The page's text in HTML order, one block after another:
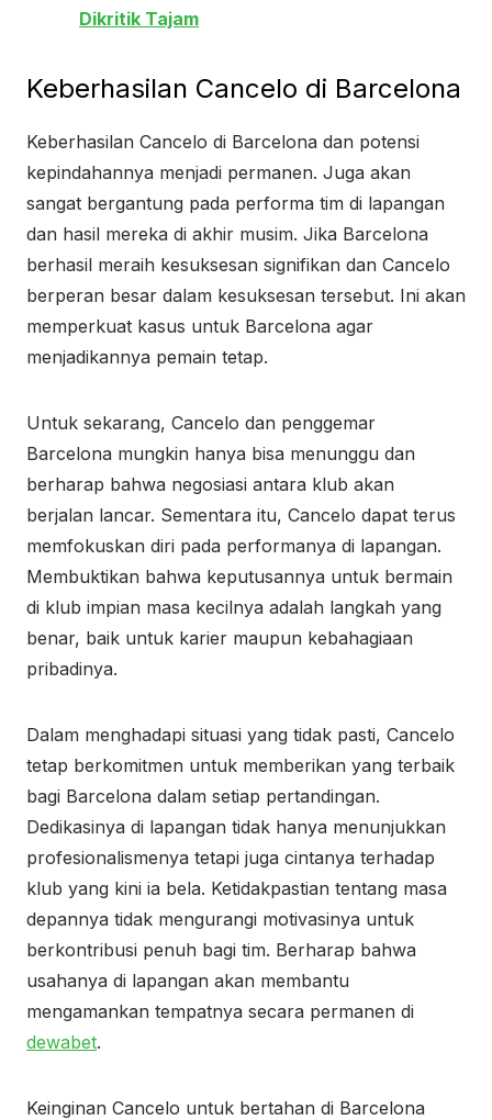
Dikritik Tajam
Keberhasilan Cancelo di Barcelona
Keberhasilan Cancelo di Barcelona dan potensi
kepindahannya menjadi permanen. Juga akan
sangat bergantung pada performa tim di lapangan
dan hasil mereka di akhir musim. Jika Barcelona
berhasil meraih kesuksesan signifikan dan Cancelo
berperan besar dalam kesuksesan tersebut. Ini akan
memperkuat kasus untuk Barcelona agar
menjadikannya pemain tetap.
Untuk sekarang, Cancelo dan penggemar
Barcelona mungkin hanya bisa menunggu dan
berharap bahwa negosiasi antara klub akan
berjalan lancar. Sementara itu, Cancelo dapat terus
memfokuskan diri pada performanya di lapangan.
Membuktikan bahwa keputusannya untuk bermain
di klub impian masa kecilnya adalah langkah yang
benar, baik untuk karier maupun kebahagiaan
pribadinya.
Dalam menghadapi situasi yang tidak pasti, Cancelo
tetap berkomitmen untuk memberikan yang terbaik
bagi Barcelona dalam setiap pertandingan.
Dedikasinya di lapangan tidak hanya menunjukkan
profesionalismenya tetapi juga cintanya terhadap
klub yang kini ia bela. Ketidakpastian tentang masa
depannya tidak mengurangi motivasinya untuk
berkontribusi penuh bagi tim. Berharap bahwa
usahanya di lapangan akan membantu
mengamankan tempatnya secara permanen di
dewabet.
Keinginan Cancelo untuk bertahan di Barcelona